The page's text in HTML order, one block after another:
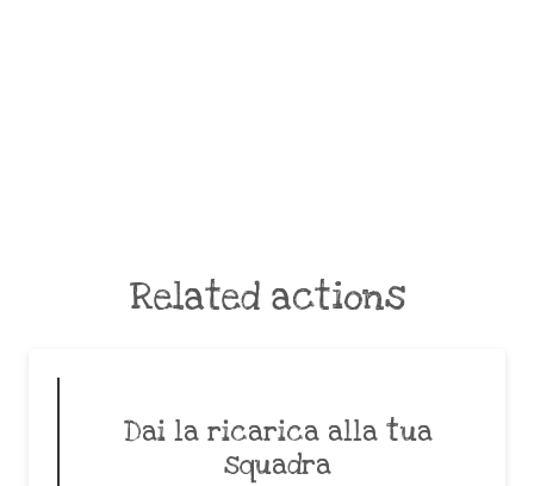
Related actions
Dai la ricarica alla tua
squadra